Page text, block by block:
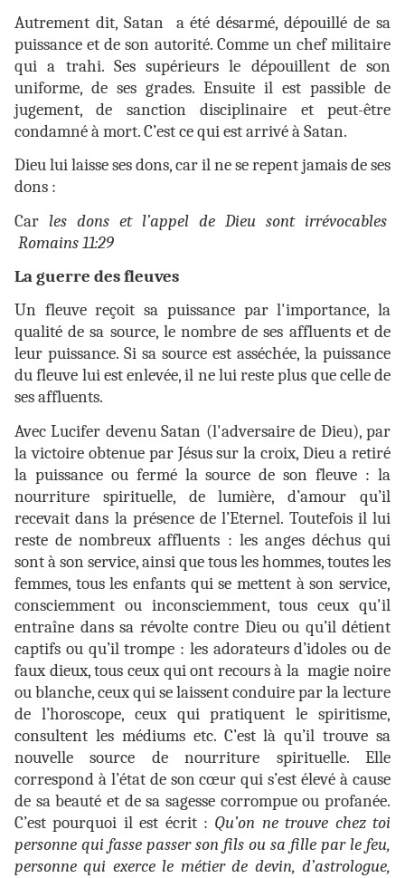
Autrement dit, Satan a été désarmé, dépouillé de sa
puissance et de son autorité. Comme un chef militaire
qui a trahi. Ses supérieurs le dépouillent de son
uniforme, de ses grades. Ensuite il est passible de
jugement, de sanction disciplinaire et peut-être
condamné à mort. C’est ce qui est arrivé à Satan.
Dieu lui laisse ses dons, car il ne se repent jamais de ses
dons :
Car les dons et l’appel de Dieu sont irrévocables
Romains 11:29
La guerre des fleuves
Un fleuve reçoit sa puissance par l'importance, la
qualité de sa source, le nombre de ses affluents et de
leur puissance. Si sa source est asséchée, la puissance
du fleuve lui est enlevée, il ne lui reste plus que celle de
ses affluents.
Avec Lucifer devenu Satan (l'adversaire de Dieu), par
la victoire obtenue par Jésus sur la croix, Dieu a retiré
la puissance ou fermé la source de son fleuve : la
nourriture spirituelle, de lumière, d’amour qu’il
recevait dans la présence de l’Eternel. Toutefois il lui
reste de nombreux affluents : les anges déchus qui
sont à son service, ainsi que tous les hommes, toutes les
femmes, tous les enfants qui se mettent à son service,
consciemment ou inconsciemment, tous ceux qu'il
entraîne dans sa révolte contre Dieu ou qu’il détient
captifs ou qu’il trompe : les adorateurs d’idoles ou de
faux dieux, tous ceux qui ont recours à la magie noire
ou blanche, ceux qui se laissent conduire par la lecture
de l’horoscope, ceux qui pratiquent le spiritisme,
consultent les médiums etc. C’est là qu’il trouve sa
nouvelle source de nourriture spirituelle. Elle
correspond à l’état de son cœur qui s’est élevé à cause
de sa beauté et de sa sagesse corrompue ou profanée.
C’est pourquoi il est écrit : Qu’on ne trouve chez toi
personne qui fasse passer son fils ou sa fille par le feu,
personne qui exerce le métier de devin, d’astrologue,